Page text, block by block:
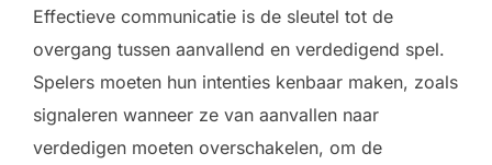
Effectieve communicatie is de sleutel tot de
overgang tussen aanvallend en verdedigend spel.
Spelers moeten hun intenties kenbaar maken, zoals
signaleren wanneer ze van aanvallen naar
verdedigen moeten overschakelen, om de